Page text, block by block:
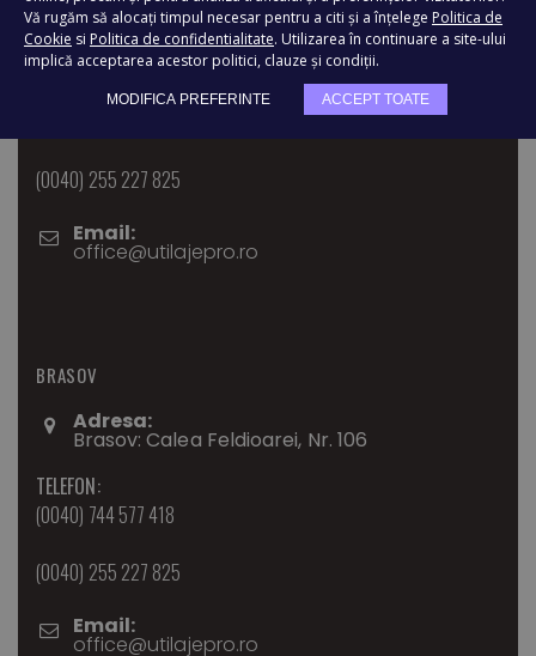
Vă rugăm să alocați timpul necesar pentru a citi și a înțelege Politica de
Cookie si Politica de confidentialitate. Utilizarea în continuare a site-ului
implică acceptarea acestor politici, clauze și condiții.
MODIFICA PREFERINTE ACCEPT TOATE
Adresa:
Bvd. Ghioceilor, Nr.1, Dumbravita, TIMIS
(0040) 255 227 825
Email:
office@utilajepro.ro
BRASOV
Adresa:
Brasov: Calea Feldioarei, Nr. 106
TELEFON:
(0040) 744 577 418
(0040) 255 227 825
Email:
office@utilajepro.ro